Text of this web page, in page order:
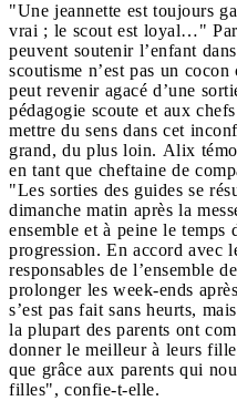
"Une jeannette est toujours
vrai ; le scout est loyal…" Par
peuvent soutenir l’enfant
scoutisme n’est pas un
peut revenir agacé d’une
pédagogie scoute et aux
mettre du sens dans cet
grand, du plus loin. Alix
en tant que cheftaine de
"Les sorties des guides se
dimanche matin après la
ensemble et à peine le temps
progression. En accord avec
responsables de l’ensemble
prolonger les week-ends
s’est pas fait sans heurts,
la plupart des parents ont
donner le meilleur à leurs
que grâce aux parents qui
filles", confie-t-elle.